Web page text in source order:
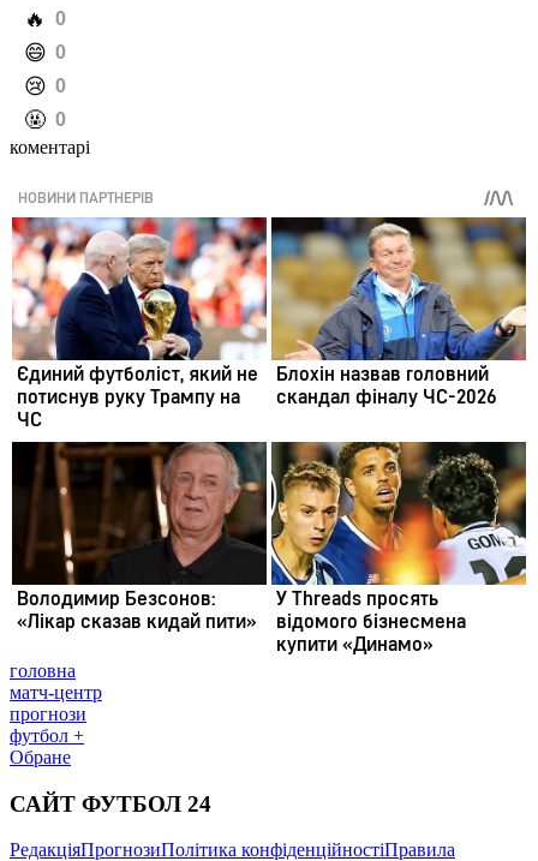
️🔥 0
️😄 0
️😢 0
️🤬 0
коментарі
головна
матч-центр
прогнози
футбол +
Обране
САЙТ ФУТБОЛ 24
РедакціяПрогнозиПолітика конфіденційностіПравила